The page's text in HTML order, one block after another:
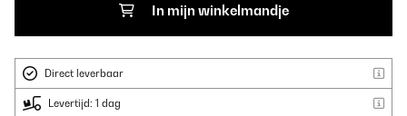
In mijn winkelmandje
Direct leverbaar
Levertijd: 1 dag